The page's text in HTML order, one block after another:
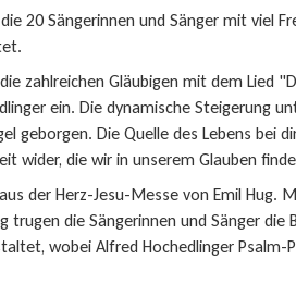
20 Sängerinnen und Sänger mit viel
zahlreichen Gläubigen mit dem Lied
ein. Die dynamische Steigerung
geborgen. Die Quelle des Lebens bei
wider, die wir in unserem Glauben
der Herz-Jesu-Messe von Emil Hug.
trugen die Sängerinnen und Sänger die
wobei Alfred Hochedlinger Psalm-